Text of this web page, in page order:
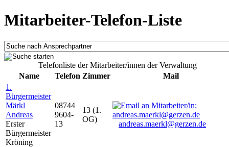
Mitarbeiter-Telefon-Liste
Telefonliste der Mitarbeiter/innen der Verwaltung
Name
Telefon Zimmer
Mail
1.
Bürgermeister
Märkl
Andreas
Erster
Bürgermeister
Kröning
08744
9604-
13
13 (1.
OG)
andreas.maerkl@gerzen.de